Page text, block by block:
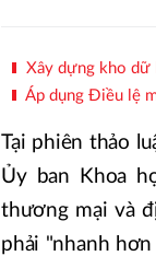
Xây dựng kho dữ
Áp dụng Điều lệ
Tại phiên thảo
Ủy ban Khoa
thương mại và
phải "nhanh